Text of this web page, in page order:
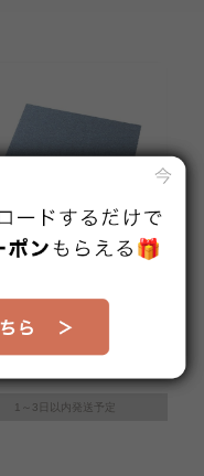
ト(ﾅｲﾛﾝ)40×40TKP-NN
トブルー
1～3日以内発送予定